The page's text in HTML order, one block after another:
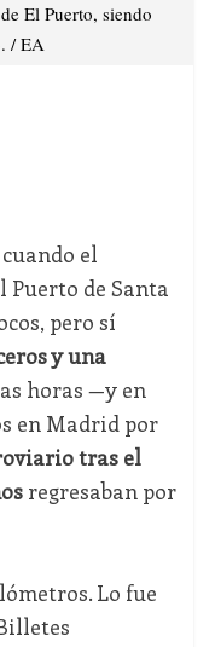
El Puerto, siendo
/ EA
el
Puerto de Santa
pero sí
y una
horas —y en
en Madrid por
tras el
regresaban por
Lo fue